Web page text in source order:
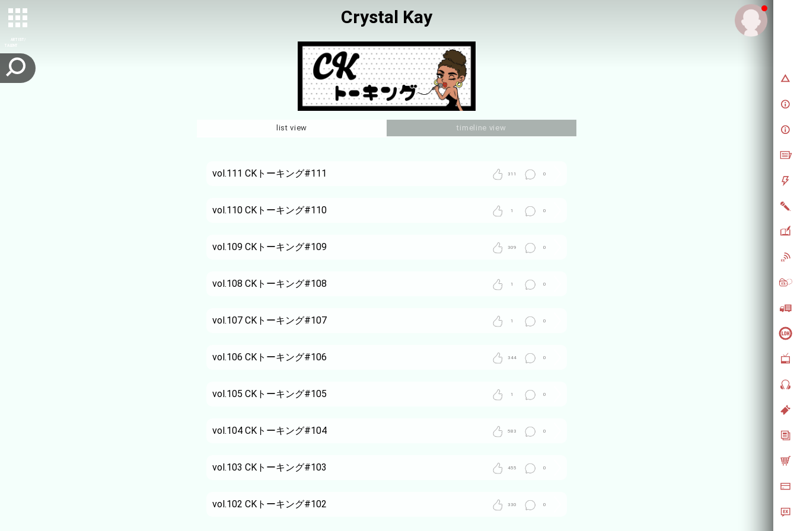
ARTIST/
TALENT
Crystal Kay
list view timeline view
vol.111 CKトーキング#111 311 0
vol.110 CKトーキング#110 1 0
vol.109 CKトーキング#109 309 0
vol.108 CKトーキング#108 1 0
vol.107 CKトーキング#107 1 0
vol.106 CKトーキング#106 344 0
vol.105 CKトーキング#105 1 0
vol.104 CKトーキング#104 583 0
vol.103 CKトーキング#103 455 0
vol.102 CKトーキング#102 330 0